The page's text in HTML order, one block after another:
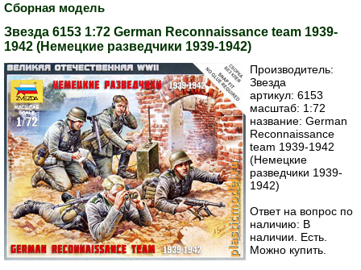
Сборная модель
Звезда 6153 1:72 German Reconnaissance team 1939-
1942 (Немецкие разведчики 1939-1942)
Производитель:
Звезда
артикул: 6153
масштаб: 1:72
название: German
Reconnaissance
team 1939-1942
(Немецкие
разведчики 1939-
1942)
Ответ на вопрос по
наличию: В
наличии. Есть.
Можно купить.